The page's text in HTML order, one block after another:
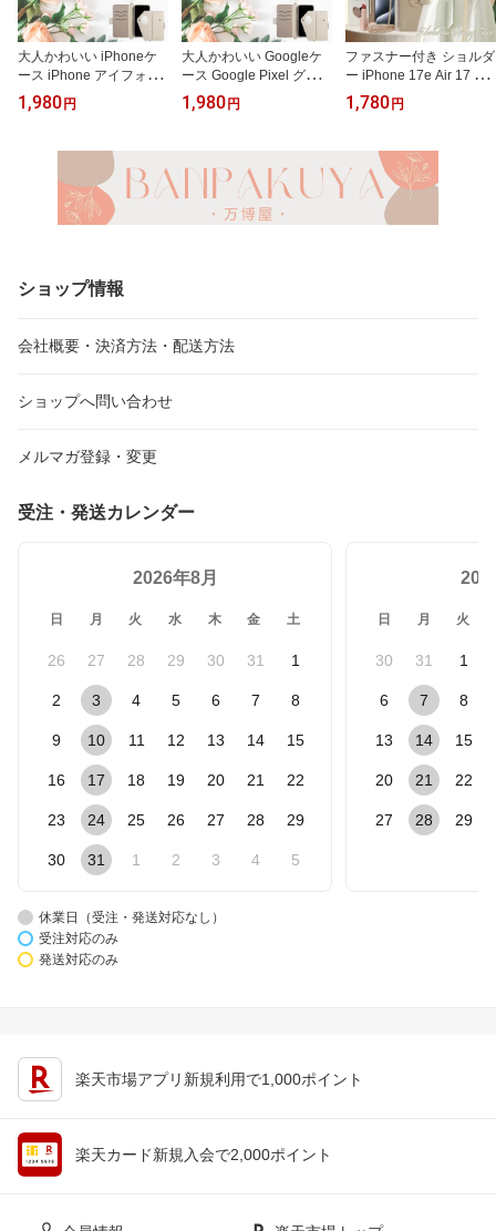
グ
大人かわいい iPhoneケ
ース iPhone アイフォン
17e 17pro Air ケース 手
帳型 スマホショルダー i
イフォン14 16 15 14 Plu
s プラス iPhone13 アイ
フォン12 Mini ケース iPh
one11 pro max 8 7 SE 第
2世代 第3世代 ケース 手
1,980円
大人かわいい Googleケ
ース Google Pixel グーグ
ル ピクセル 10pro 10 9a
8a 7a 6a ケース 手帳型
8 10 9 8 Pro プロ ケース
Pixel10Pro ピクセル7プ
ロ Pixel7 ピクセル6a Pix
el6a ケース 手帳型 ショ
1,980円
ファスナー付き ショルダ
ー iPhone 17e Air 17 16
pro ケース 手帳型 アイフ
ォン 16e 15Plus 14Pro 1
アイホン 16 15 14 13 12
11 pro XR Xs Max 8 7 Pl
us SE 第2世代 第3世代
ケース 手帳型 ストラッ
プ付き 韓国 大人女子 お
1,780円
ショップ情報
会社概要・決済方法・配送方法
ショップへ問い合わせ
メルマガ登録・変更
受注・発送カレンダー
2026年8月
日 月 火 水 木 金 土
26 27 28 29 30 31 1
2 3 4 5 6 7 8
9 10 11 12 13 14 15
16 17 18 19 20 21 22
23 24 25 26 27 28 29
30 31 1 2 3 4 5
日 月 火
30 31 1
6 7 8
13 14 15
20 21 22
27 28 29
休業日（受注・発送対応なし）
受注対応のみ
発送対応のみ
楽天市場アプリ新規利用で1,000ポイント
楽天カード新規入会で2,000ポイント